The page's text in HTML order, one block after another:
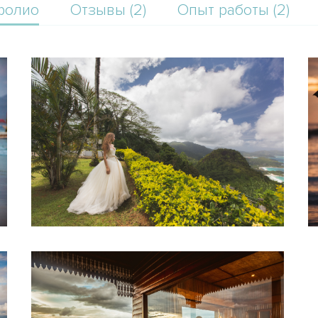
Отзывы (2) Опыт работы (2)